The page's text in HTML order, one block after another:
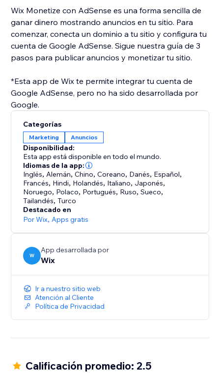
Wix Monetize con AdSense es una forma sencilla de
ganar dinero mostrando anuncios en tu sitio. Para
comenzar, conecta un dominio a tu sitio y configura tu
cuenta de Google AdSense. Sigue nuestra guía de 3
pasos para publicar anuncios y monetizar tu sitio.
*Esta app de Wix te permite integrar tu cuenta de
Google AdSense, pero no ha sido desarrollada por
Google.
Categorías
Marketing Anuncios
Disponibilidad:
Esta app está disponible en todo el mundo.
Idiomas de la app:
Inglés, Alemán,Chino,Coreano, Danés, Español,
Francés, Hindi, Holandés, Italiano, Japonés,
Noruego, Polaco, Portugués, Ruso,Sueco,
Tailandés,Turco
Destacado en
Por Wix, Apps gratis
W
App desarrollada por
Wix
Ir a nuestro sitio web
Atención al Cliente
Política de Privacidad
Calificación promedio: 2.5